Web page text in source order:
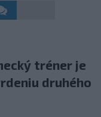
tréner je
druhého